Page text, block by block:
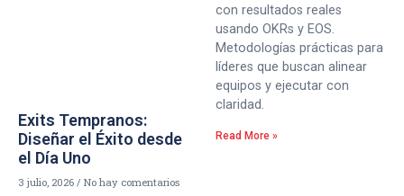
Exits Tempranos:
Diseñar el Éxito desde
el Día Uno
3 julio, 2026 No hay comentarios
con resultados reales
usando OKRs y EOS.
Metodologías prácticas para
líderes que buscan alinear
equipos y ejecutar con
claridad.
Read More »